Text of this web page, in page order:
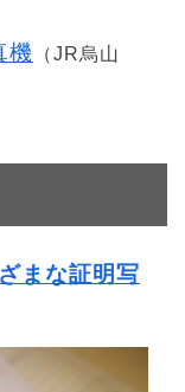
機
（JR烏山
まな証明写